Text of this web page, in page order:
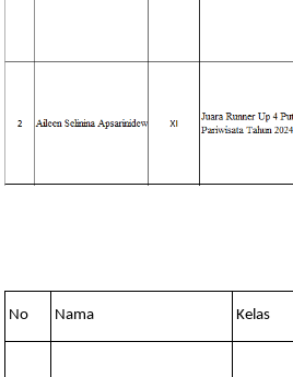
No Nama Kelas